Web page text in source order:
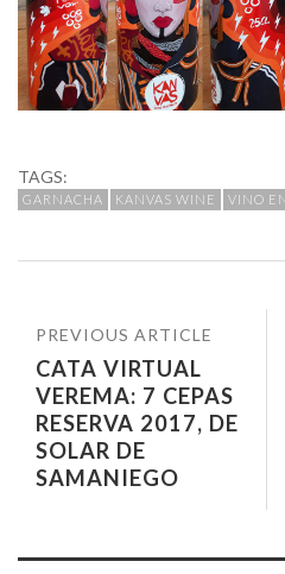
TAGS:
GARNACHA KANVAS WINE VINO
PREVIOUS ARTICLE
CATA VIRTUAL
VEREMA: 7 CEPAS
RESERVA 2017, DE
SOLAR DE
SAMANIEGO